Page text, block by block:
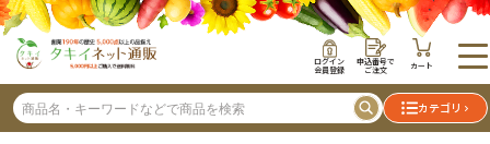
ログイン
会員登録
申込番号で
ご注文 カート
カテゴリ